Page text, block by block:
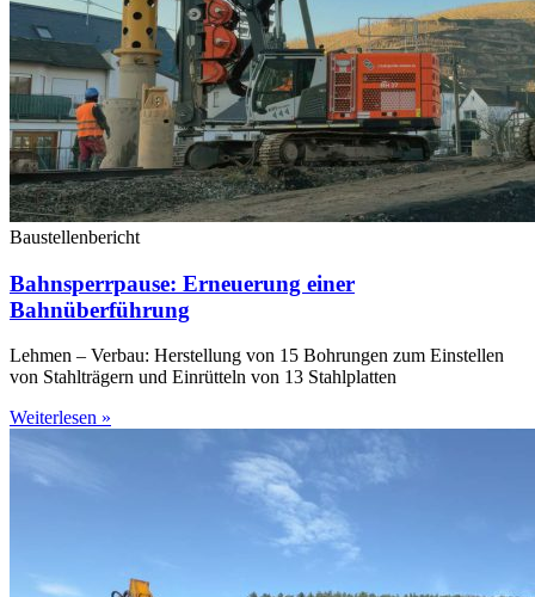
Baustellenbericht
Bahnsperrpause: Erneuerung einer
Bahnüberführung
Lehmen – Verbau: Herstellung von 15 Bohrungen zum Einstellen
von Stahlträgern und Einrütteln von 13 Stahlplatten
Weiterlesen »